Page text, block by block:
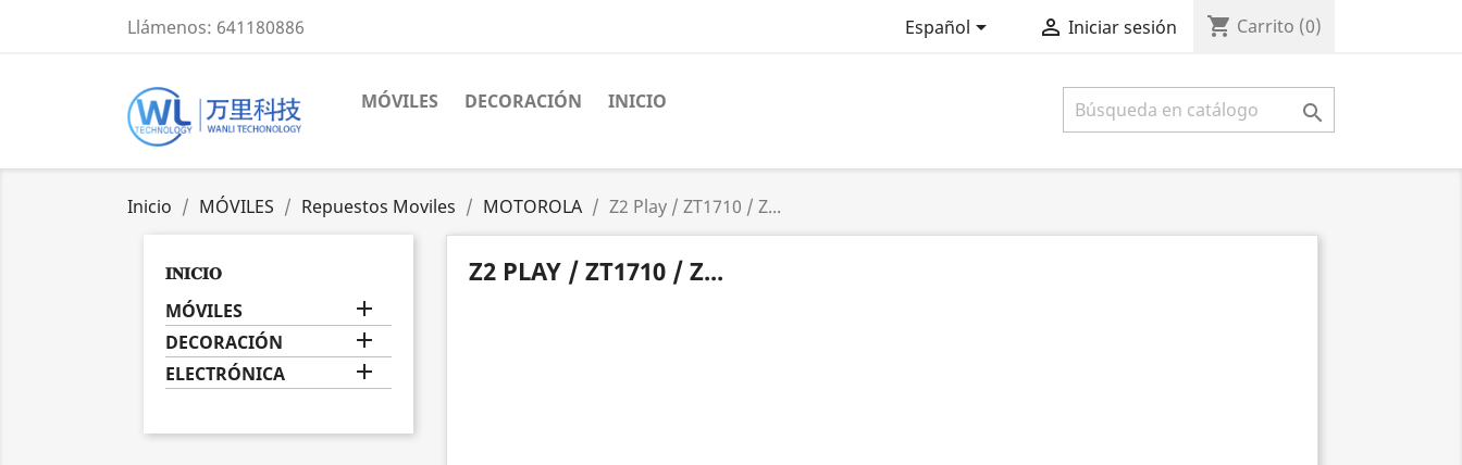
Llámenos: 641180886 Español  Iniciar sesión shopping_cart Carrito (0)
MÓVILES DECORACIÓN INICIO 
Inicio MÓVILES Repuestos Moviles MOTOROLA Z2 Play / ZT1710 / Z...
𝐈𝐍𝐈𝐂𝐈𝐎
MÓVILES 
DECORACIÓN 
ELECTRÓNICA 
Z2 PLAY / ZT1710 / Z...